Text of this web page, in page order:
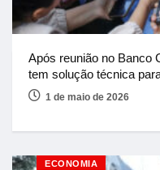
Após reunião no Banco
tem solução técnica
1 de maio de 2026
ECONOMIA